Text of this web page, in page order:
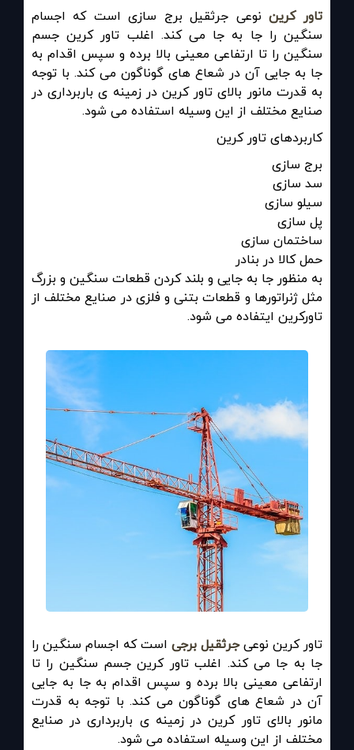
تاور کرین نوعی جرثقیل برج سازی است که اجسام
سنگین را جا به جا می کند. اغلب تاور کرین جسم
سنگین را تا ارتفاعی معینی بالا برده و سپس اقدام به
جا به جایی آن در شعاع های گوناگون می کند. با توجه
به قدرت مانور بالای تاور کرین در زمینه ی باربرداری در
صنایع مختلف از این وسیله استفاده می شود.
کاربردهای تاور کرین
برج سازی
سد سازی
سیلو سازی
پل سازی
ساختمان سازی
حمل کالا در بنادر
به منظور جا به جایی و بلند کردن قطعات سنگین و بزرگ
مثل ژنراتورها و قطعات بتنی و فلزی در صنایع مختلف از
تاورکرین ایتفاده می شود.
تاور کرین نوعیجرثقیل برجی است که اجسام سنگین را
جا به جا می کند. اغلب تاور کرین جسم سنگین را تا
ارتفاعی معینی بالا برده و سپس اقدام به جا به جایی
آن در شعاع های گوناگون می کند. با توجه به قدرت
مانور بالای تاور کرین در زمینه ی باربرداری در صنایع
مختلف از این وسیله استفاده می شود.